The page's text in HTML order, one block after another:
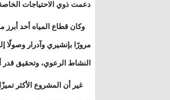
دعمت ذوي الاحتياجات
وكان قطاع المياه أحد أبرز
مرورًا بإنشيري وآدرار
النشاط الرعوي، وتحقيق قدر
غير أن المشروع الأكثر